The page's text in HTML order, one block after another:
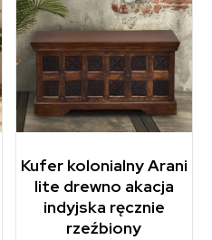
Kufer kolonialny Arani
lite drewno akacja
indyjska ręcznie
rzeźbiony